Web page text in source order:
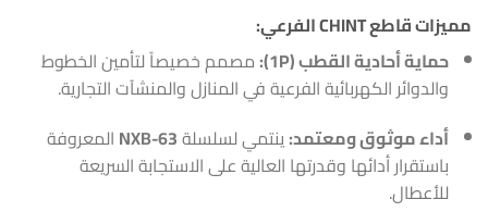
مميزات قاطع CHINT الفرعي:
حماية أحادية القطب (1P):
مصمم خصيصاً لتأمين الخطوط
والدوائر الكهربائية الفرعية في المنازل والمنشآت التجارية.
أداء موثوق ومعتمد:ينتمي لسلسلةNXB-63 المعروفة
باستقرار أدائها وقدرتها العالية على الاستجابة السريعة
للأعطال.